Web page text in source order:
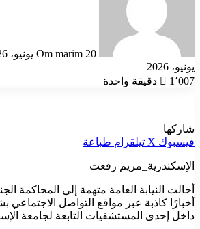
Om marim 20 يونيو، 2026
يونيو، 2026
1٬007
دقيقة واحدة
شاركها
فيسبوك ‫X تيلقرام طباعة
الإسكندرية_مريم رفعت
أحالت النيابة العامة متهمة إلى المحاكمة
أخبارًا كاذبة عبر مواقع التواصل الاجتماعي
داخل إحدى المستشفيات التابعة لجامعة